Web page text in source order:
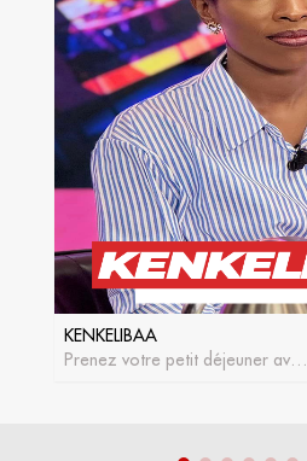
KENKELIBAA
Prenez votre petit déjeuner avec